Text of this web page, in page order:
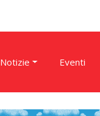
Notizie Eventi